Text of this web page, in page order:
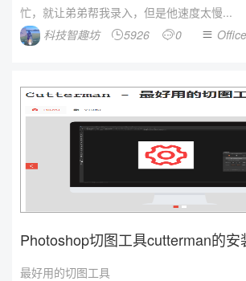
忙，就让弟弟帮我录入，但是他速度太慢...
科技智趣坊
5926 0  Office
Photoshop切图工具cutterman的安
最好用的切图工具